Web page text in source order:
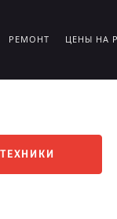
РЕМОНТ ЦЕНЫ НА